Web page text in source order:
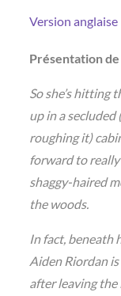
Version anglaise
Présentation de
So she’s hitting
up in a
roughing it)
forward to
shaggy-haired
the woods.
In fact, beneath
Aiden Riordan
after leaving the